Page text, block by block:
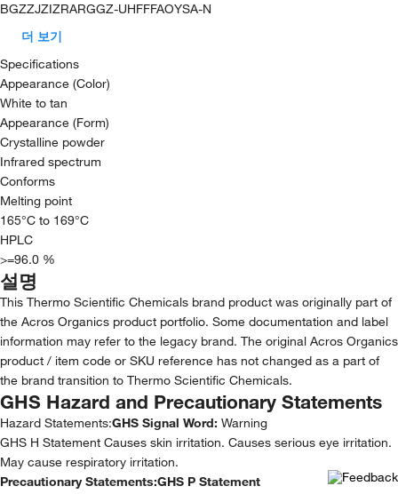
BGZZJZIZRARGGZ-UHFFFAOYSA-N
더 보기
Specifications
Appearance (Color)
White to tan
Appearance (Form)
Crystalline powder
Infrared spectrum
Conforms
Melting point
165°C to 169°C
HPLC
>=96.0 %
설명
This Thermo Scientific Chemicals brand product was originally part of
the Acros Organics product portfolio. Some documentation and label
information may refer to the legacy brand. The original Acros Organics
product / item code or SKU reference has not changed as a part of
the brand transition to Thermo Scientific Chemicals.
GHS Hazard and Precautionary Statements
Hazard Statements:GHS Signal Word: Warning
GHS H Statement Causes skin irritation. Causes serious eye irritation.
May cause respiratory irritation.
Precautionary Statements:GHS P Statement